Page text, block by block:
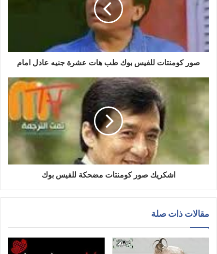
صور كومنتات للفيس بوك طب هات عشرة جنيه عادل امام
اشكريك صور كومنتات مضحكة للفيس بوك
مقالات ذات صلة